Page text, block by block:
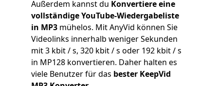
Außerdem kannst du Konvertiere eine
vollständige YouTube-Wiedergabeliste
in MP3 mühelos. Mit AnyVid können Sie
Videolinks innerhalb weniger Sekunden
mit 3 kbit / s, 320 kbit / s oder 192 kbit / s
in MP128 konvertieren. Daher halten es
viele Benutzer für das bester KeepVid